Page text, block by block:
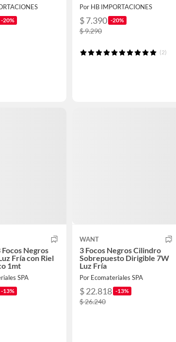
-20%
Por HB IMPORTACIONES
$ 7.390 -20%
$ 9.290
(2)
Focos Negros
Fría con Riel
1mt
SPA
-13%
WANT
3 Focos Negros Cilindro
Sobrepuesto Dirigible 7W
Luz Fría
Por Ecomateriales SPA
$ 22.818 -13%
$ 26.240